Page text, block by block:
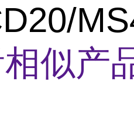
似产